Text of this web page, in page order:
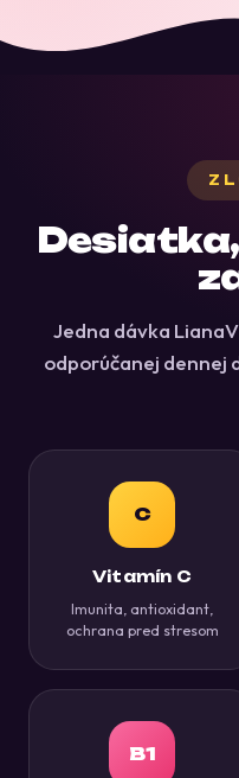
Jedna dávka
odporúčanej dennej
C
Vitamín C
Imunita, antioxidant,
ochrana pred stresom
B1